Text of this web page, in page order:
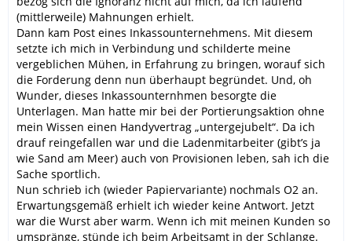
(mittlerweile) Mahnungen erhielt.
Dann kam Post eines Inkassounternehmens. Mit diesem
setzte ich mich in Verbindung und schilderte meine
vergeblichen Mühen, in Erfahrung zu bringen, worauf sich
die Forderung denn nun überhaupt begründet. Und, oh
Wunder, dieses Inkassounternhmen besorgte die
Unterlagen. Man hatte mir bei der Portierungsaktion ohne
mein Wissen einen Handyvertrag „untergejubelt“. Da ich
drauf reingefallen war und die Ladenmitarbeiter (gibt’s ja
wie Sand am Meer) auch von Provisionen leben, sah ich die
Sache sportlich.
Nun schrieb ich (wieder Papiervariante) nochmals O2 an.
Erwartungsgemäß erhielt ich wieder keine Antwort. Jetzt
war die Wurst aber warm. Wenn ich mit meinen Kunden so
umspränge, stünde ich beim Arbeitsamt in der Schlange.